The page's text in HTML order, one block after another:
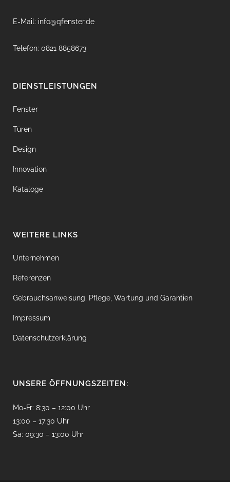
E-Mail: info@qfenster.de
Telefon: 0821 8858673
DIENSTLEISTUNGEN
Fenster
Türen
Design
Innovation
Kataloge
WEITERE LINKS
Unternehmen
Referenzen
Gebrauchsanweisung, Pflege, Wartung und Garantien
Impressum
Datenschutzerklärung
UNSERE ÖFFNUNGSZEITEN:
Mo-Fr: 8:30 – 12:00 Uhr
13:00 – 17:30 Uhr
Sa: 09:30 – 13:00 Uhr